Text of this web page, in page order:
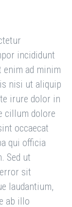
incididunt
enim ad minim
nisi ut aliquip
irure dolor in
cillum dolore
occaecat
qui officia
Sed ut
sit
laudantium,
ab illo